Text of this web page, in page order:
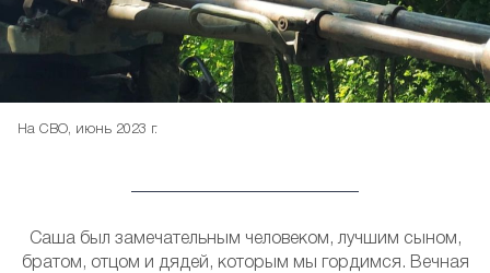
На СВО, июнь 2023 г.
Саша был замечательным человеком, лучшим сыном,
братом, отцом и дядей, которым мы гордимся. Вечная